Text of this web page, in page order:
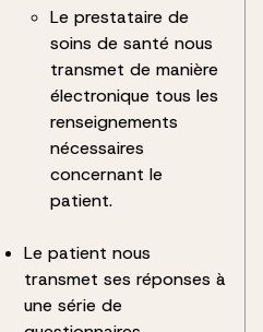
Le prestataire de
soins de santé nous
transmet de manière
électronique tous les
renseignements
nécessaires
concernant le
patient.
Le patient nous
transmet ses réponses à
une série de